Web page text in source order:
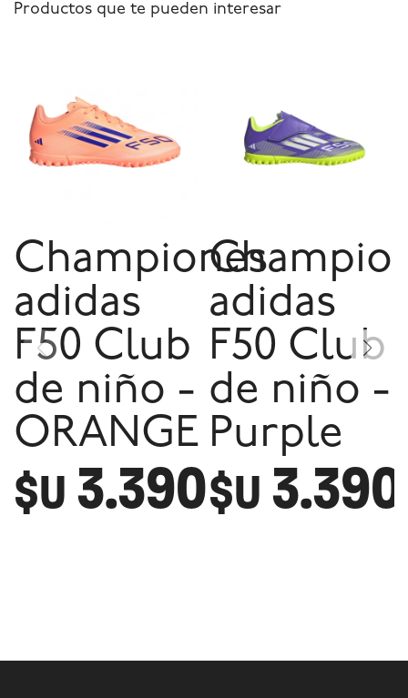
Productos que te pueden interesar
Championes
adidas
F50 Club
de niño -
ORANGE
$U 3.390
adidas
F50 Club
de niño -
Purple
$U 3.390